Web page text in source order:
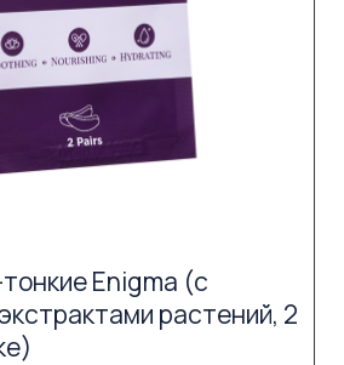
Enigma (с
растений, 2